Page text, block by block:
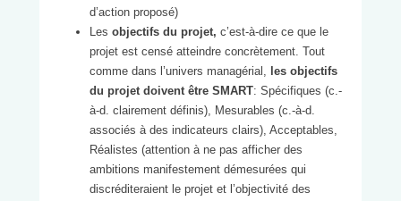
d’action proposé)
Les objectifs du projet, c’est-à-dire ce que le
projet est censé atteindre concrètement. Tout
comme dans l’univers managérial, les objectifs
du projet doivent être SMART: Spécifiques (c.-
à-d. clairement définis), Mesurables (c.-à-d.
associés à des indicateurs clairs), Acceptables,
Réalistes (attention à ne pas afficher des
ambitions manifestement démesurées qui
discréditeraient le projet et l’objectivité des